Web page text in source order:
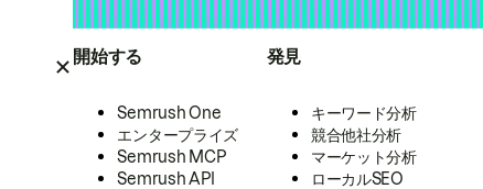
開始する
Semrush One
エンタープライズ
Semrush MCP
Semrush API
発見
キーワード分析
競合他社分析
マーケット分析
ローカルSEO